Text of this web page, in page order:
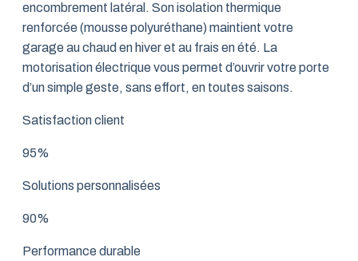
encombrement latéral. Son isolation thermique
renforcée (mousse polyuréthane) maintient votre
garage au chaud en hiver et au frais en été. La
motorisation électrique vous permet d’ouvrir votre porte
d’un simple geste, sans effort, en toutes saisons.
Satisfaction client
95%
Solutions personnalisées
90%
Performance durable